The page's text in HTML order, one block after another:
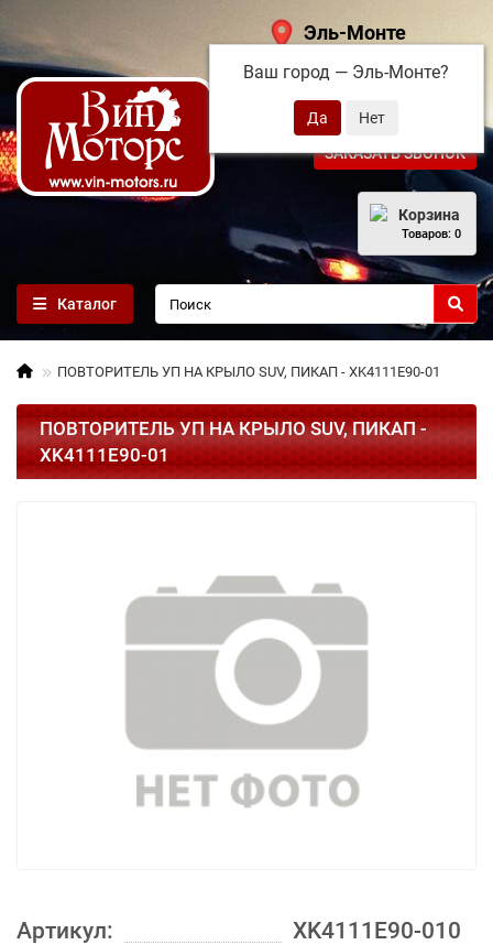
Эль-Монте
Ваш город — Эль-Монте?
+7 (495) 108-68-71
ЗАКАЗАТЬ ЗВОНОК
Корзина
Товаров: 0
Каталог
ПОВТОРИТЕЛЬ УП НА КРЫЛО SUV, ПИКАП - XK4111E90-01
ПОВТОРИТЕЛЬ УП НА КРЫЛО SUV, ПИКАП -
XK4111E90-01
Артикул: XK4111E90-010